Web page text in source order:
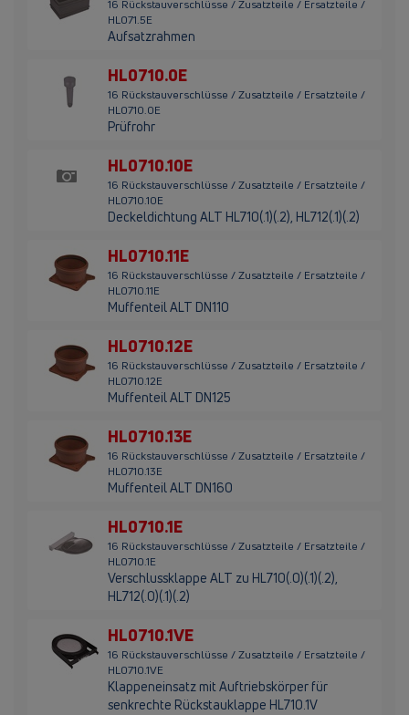
16 Rückstauverschlüsse / Zusatzteile / Ersatzteile /
HL071.5E
Aufsatzrahmen
HL0710.0E
16 Rückstauverschlüsse / Zusatzteile / Ersatzteile /
HL0710.0E
Prüfrohr
HL0710.10E
16 Rückstauverschlüsse / Zusatzteile / Ersatzteile /
HL0710.10E
Deckeldichtung ALT HL710(.1)(.2), HL712(.1)(.2)
HL0710.11E
16 Rückstauverschlüsse / Zusatzteile / Ersatzteile /
HL0710.11E
Muffenteil ALT DN110
HL0710.12E
16 Rückstauverschlüsse / Zusatzteile / Ersatzteile /
HL0710.12E
Muffenteil ALT DN125
HL0710.13E
16 Rückstauverschlüsse / Zusatzteile / Ersatzteile /
HL0710.13E
Muffenteil ALT DN160
HL0710.1E
16 Rückstauverschlüsse / Zusatzteile / Ersatzteile /
HL0710.1E
Verschlussklappe ALT zu HL710(.0)(.1)(.2),
HL712(.0)(.1)(.2)
HL0710.1VE
16 Rückstauverschlüsse / Zusatzteile / Ersatzteile /
HL0710.1VE
Klappeneinsatz mit Auftriebskörper für
senkrechte Rückstauklappe HL710.1V